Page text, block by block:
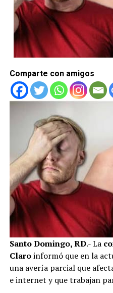
Comparte con amigos
Santo Domingo, RD.- La
Claroinformó que en la
una avería parcial que
e internet y que trabajan